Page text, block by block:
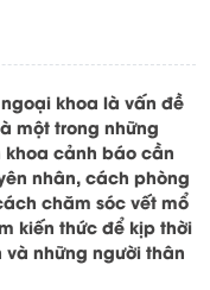
khoa là vấn đề
một trong những
cảnh báo cần
nhân, cách phòng
chăm sóc vết mổ
kiến thức để kịp thời
những người thân